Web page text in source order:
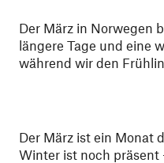
Der März in Norwegen
längere Tage und eine
während wir den
Der März ist ein Monat
Winter ist noch präsent